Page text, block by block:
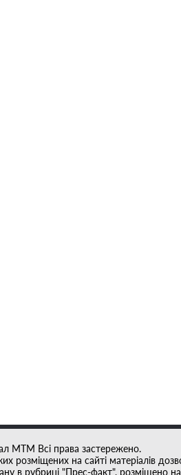
MTM Всі права застережено.
розміщених на сайті матеріалів
в рубриці "Прес-факт", розміщено